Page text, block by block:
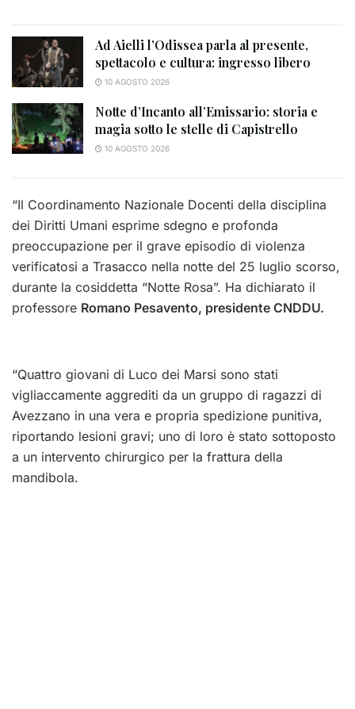
Ad Aielli l’Odissea parla al presente,
spettacolo e cultura: ingresso libero
10 AGOSTO 2026
Notte d’Incanto all’Emissario: storia e
magia sotto le stelle di Capistrello
10 AGOSTO 2026
“Il Coordinamento Nazionale Docenti della disciplina
dei Diritti Umani esprime sdegno e profonda
preoccupazione per il grave episodio di violenza
verificatosi a Trasacco nella notte del 25 luglio scorso,
durante la cosiddetta “Notte Rosa”. Ha dichiarato il
professore Romano Pesavento, presidente CNDDU.
“Quattro giovani di Luco dei Marsi sono stati
vigliaccamente aggrediti da un gruppo di ragazzi di
Avezzano in una vera e propria spedizione punitiva,
riportando lesioni gravi; uno di loro è stato sottoposto
a un intervento chirurgico per la frattura della
mandibola.